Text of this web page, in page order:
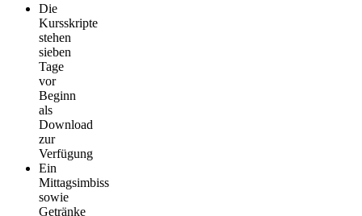
Die
Kursskripte
stehen
sieben
Tage
vor
Beginn
als
Download
zur
Verfügung
Ein
Mittagsimbiss
sowie
Getränke